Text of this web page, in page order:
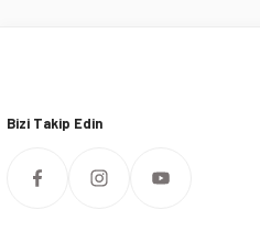
Bizi Takip Edin